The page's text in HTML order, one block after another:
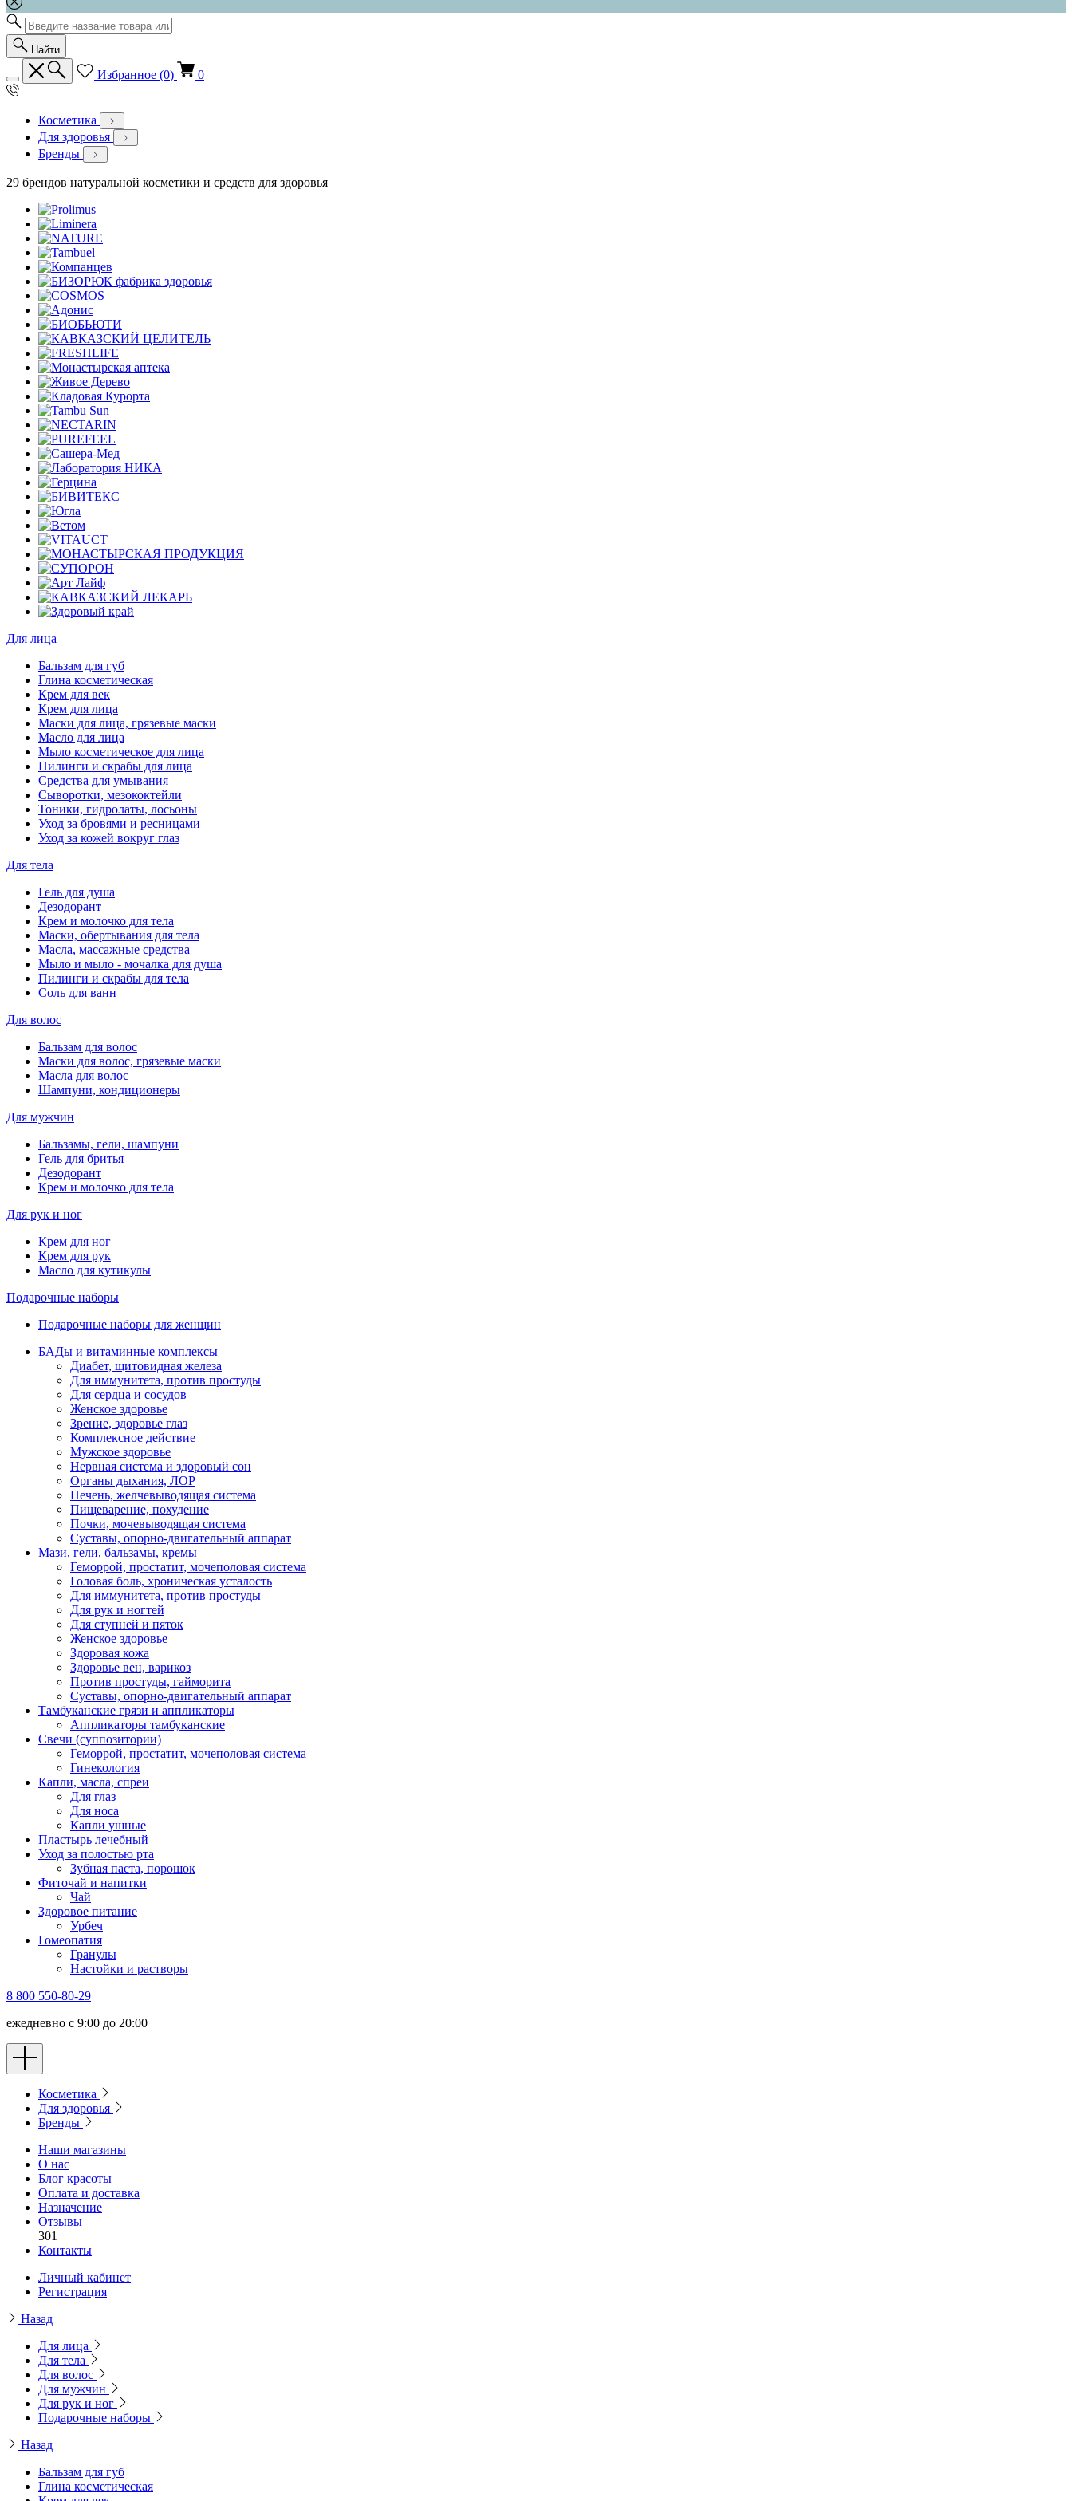
Найти
Избранное (0) 0
Косметика
Для здоровья
Бренды
29 брендов натуральной косметики и средств для здоровья
Для лица
Бальзам для губ
Глина косметическая
Крем для век
Крем для лица
Маски для лица, грязевые маски
Масло для лица
Мыло косметическое для лица
Пилинги и скрабы для лица
Средства для умывания
Сыворотки, мезококтейли
Тоники, гидролаты, лосьоны
Уход за бровями и ресницами
Уход за кожей вокруг глаз
Для тела
Гель для душа
Дезодорант
Крем и молочко для тела
Маски, обертывания для тела
Масла, массажные средства
Мыло и мыло - мочалка для душа
Пилинги и скрабы для тела
Соль для ванн
Для волос
Бальзам для волос
Маски для волос, грязевые маски
Масла для волос
Шампуни, кондиционеры
Для мужчин
Бальзамы, гели, шампуни
Гель для бритья
Дезодорант
Крем и молочко для тела
Для рук и ног
Крем для ног
Крем для рук
Масло для кутикулы
Подарочные наборы
Подарочные наборы для женщин
БАДы и витаминные комплексы
Диабет, щитовидная железа
Для иммунитета, против простуды
Для сердца и сосудов
Женское здоровье
Зрение, здоровье глаз
Комплексное действие
Мужское здоровье
Нервная система и здоровый сон
Органы дыхания, ЛОР
Печень, желчевыводящая система
Пищеварение, похудение
Почки, мочевыводящая система
Суставы, опорно-двигательный аппарат
Мази, гели, бальзамы, кремы
Геморрой, простатит, мочеполовая система
Головая боль, хроническая усталость
Для иммунитета, против простуды
Для рук и ногтей
Для ступней и пяток
Женское здоровье
Здоровая кожа
Здоровье вен, варикоз
Против простуды, гайморита
Суставы, опорно-двигательный аппарат
Тамбуканские грязи и аппликаторы
Аппликаторы тамбуканские
Свечи (суппозитории)
Геморрой, простатит, мочеполовая система
Гинекология
Капли, масла, спреи
Для глаз
Для носа
Капли ушные
Пластырь лечебный
Уход за полостью рта
Зубная паста, порошок
Фиточай и напитки
Чай
Здоровое питание
Урбеч
Гомеопатия
Гранулы
Настойки и растворы
8 800 550-80-29
ежедневно с 9:00 до 20:00
Косметика
Для здоровья
Бренды
Наши магазины
О нас
Блог красоты
Оплата и доставка
Назначение
Отзывы
301
Контакты
Личный кабинет
Регистрация
Назад
Для лица
Для тела
Для волос
Для мужчин
Для рук и ног
Подарочные наборы
Назад
Бальзам для губ
Глина косметическая